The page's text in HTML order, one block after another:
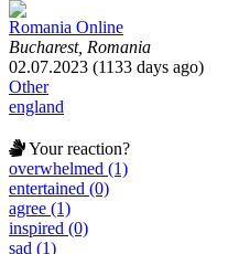
Romania Online
Bucharest, Romania
02.07.2023 (1133 days ago)
Other
england
Your reaction?
overwhelmed (1)
entertained (0)
agree (1)
inspired (0)
sad (1)